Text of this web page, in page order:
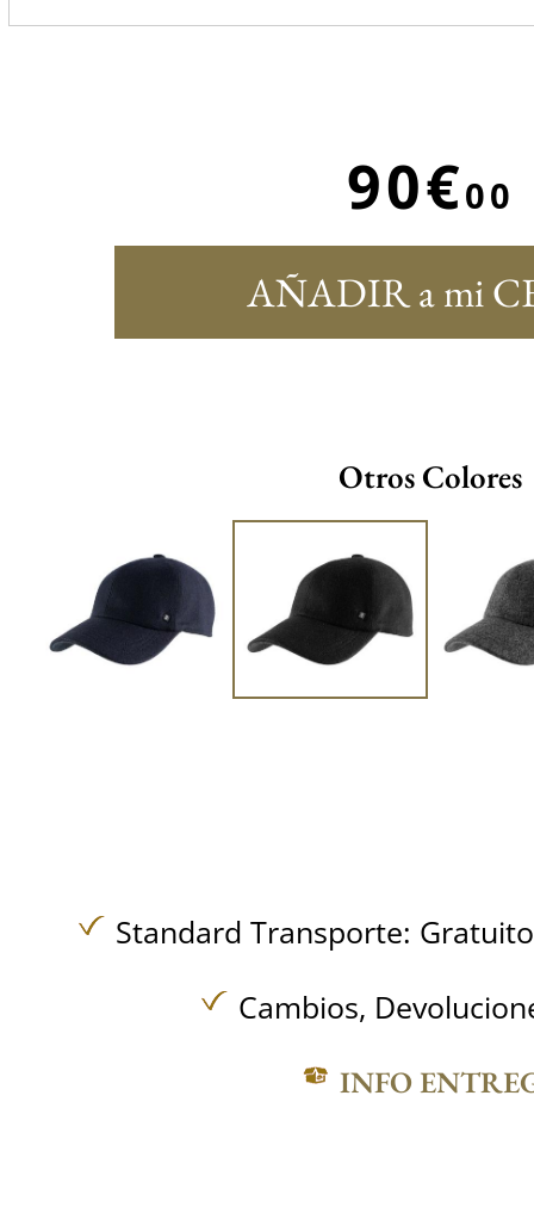
90€00
AÑADIR a mi
Otros Colores
Standard Transporte:
Cambios,
INFO